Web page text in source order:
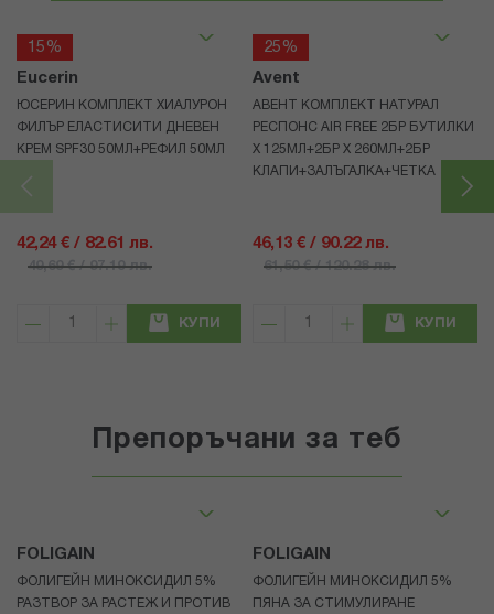
15%
Eucerin
ЮСЕРИН КОМПЛЕКТ ХИАЛУРОН
ФИЛЪР ЕЛАСТИСИТИ ДНЕВЕН
КРЕМ SPF30 50МЛ+РЕФИЛ 50МЛ
42,24 € / 82.61 лв.
49,69 € / 97.19 лв.
КУПИ
25%
Avent
АВЕНТ КОМПЛЕКТ НАТУРАЛ
РЕСПОНС AIR FREE 2БР БУТИЛКИ
Х 125МЛ+2БР Х 260МЛ+2БР
КЛАПИ+ЗАЛЪГАЛКА+ЧЕТКА
46,13 € / 90.22 лв.
61,50 € / 120.28 лв.
КУПИ
Препоръчани за теб
FOLIGAIN
ФОЛИГЕЙН МИНОКСИДИЛ 5%
РАЗТВОР ЗА РАСТЕЖ И ПРОТИВ
FOLIGAIN
ФОЛИГЕЙН МИНОКСИДИЛ 5%
ПЯНА ЗА СТИМУЛИРАНЕ